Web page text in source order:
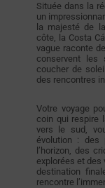
Située dans la
un
la majesté de
côte, la Costa
vague raconte
conservent les
coucher de
des rencontres
Votre voyage
coin qui respire
vers le sud,
évolution : des
l’horizon, des
explorées et des
destination
rencontre